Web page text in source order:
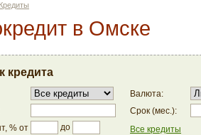
Кредиты
в Омске
кредита
Валюта:
Срок (мес.):
% от
до Все кредиты